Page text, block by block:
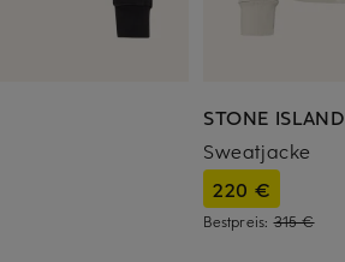
STONE ISLAND
Sweatjacke
220 €
Bestpreis:315 €